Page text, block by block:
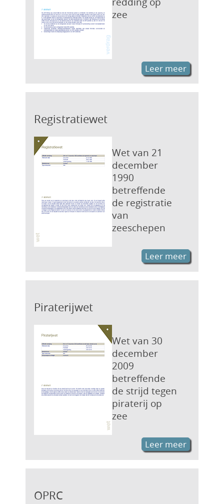
zee
Leer meer
Registratiewet
Wet van 21
december
1990
betreffende
de registratie
van
zeeschepen
Leer meer
Piraterijwet
Wet van 30
december
2009
betreffende
de strijd tegen
piraterij op
zee
Leer meer
OPRC